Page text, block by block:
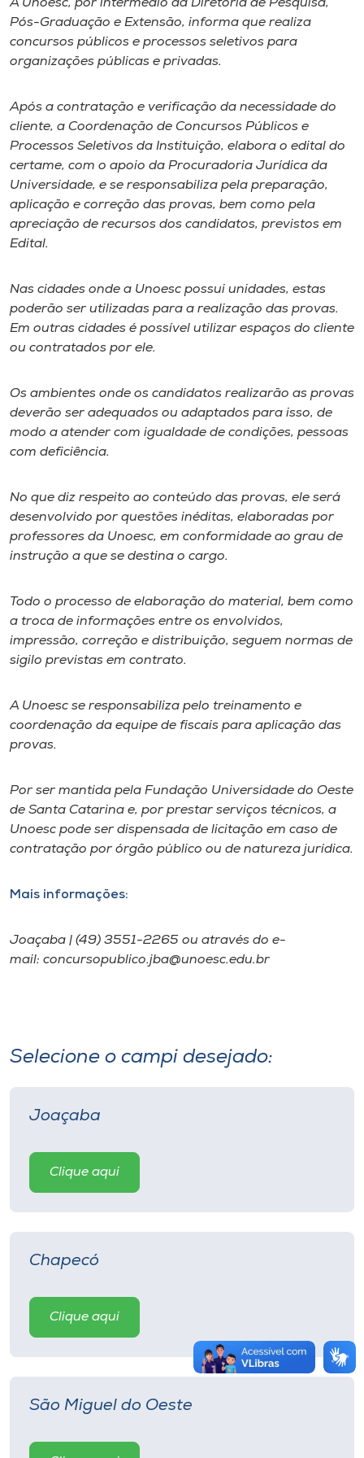
I.nova
Cultura
CPA
Biblioteca
Rádio
Unoesc
Store
Selecione
o idioma
A+
A-
A Unoesc, por intermédio da Diretoria de Pesquisa,
Pós-Graduação e Extensão, informa que realiza
concursos públicos e processos seletivos para
organizações públicas e privadas.
Após a contratação e verificação da necessidade do
cliente, a Coordenação de Concursos Públicos e
Processos Seletivos da Instituição, elabora o edital do
certame, com o apoio da Procuradoria Jurídica da
Universidade, e se responsabiliza pela preparação,
aplicação e correção das provas, bem como pela
apreciação de recursos dos candidatos, previstos em
Edital.
Nas cidades onde a Unoesc possui unidades, estas
poderão ser utilizadas para a realização das provas.
Em outras cidades é possível utilizar espaços do cliente
ou contratados por ele.
Os ambientes onde os candidatos realizarão as provas
deverão ser adequados ou adaptados para isso, de
modo a atender com igualdade de condições, pessoas
com deficiência.
No que diz respeito ao conteúdo das provas, ele será
desenvolvido por questões inéditas, elaboradas por
professores da Unoesc, em conformidade ao grau de
instrução a que se destina o cargo.
Todo o processo de elaboração do material, bem como
a troca de informações entre os envolvidos,
impressão, correção e distribuição, seguem normas de
sigilo previstas em contrato.
A Unoesc se responsabiliza pelo treinamento e
coordenação da equipe de fiscais para aplicação das
provas.
Por ser mantida pela Fundação Universidade do Oeste
de Santa Catarina e, por prestar serviços técnicos, a
Unoesc pode ser dispensada de licitação em caso de
contratação por órgão público ou de natureza jurídica.
Mais informações:
Joaçaba | (49) 3551-2265 ou através do e-
mail: concursopublico.jba@unoesc.edu.br
Selecione o campi desejado:
Joaçaba
Clique aqui
Chapecó
Clique aqui
São Miguel do Oeste